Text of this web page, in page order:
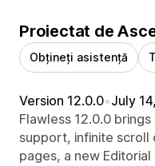
Proiectat de
Obțineți asistență
Version 12.0.0•July
Flawless 12.0.0
support, infinite scroll
pages, a new